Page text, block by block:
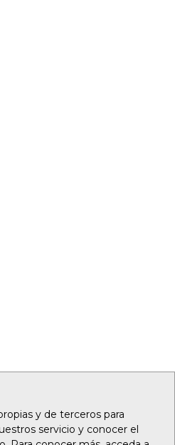
y de terceros para
servicio y conocer el